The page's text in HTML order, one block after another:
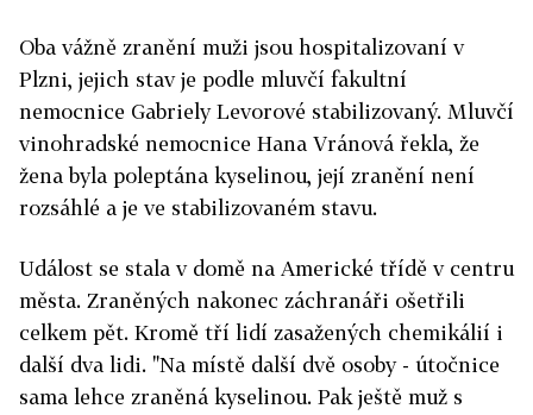
Oba vážně zranění muži jsou hospitalizovaní v
Plzni, jejich stav je podle mluvčí fakultní
nemocnice Gabriely Levorové stabilizovaný. Mluvčí
vinohradské nemocnice Hana Vránová řekla, že
žena byla poleptána kyselinou, její zranění není
rozsáhlé a je ve stabilizovaném stavu.
Událost se stala v domě na Americké třídě v centru
města. Zraněných nakonec záchranáři ošetřili
celkem pět. Kromě tří lidí zasažených chemikálií i
další dva lidi. "Na místě další dvě osoby - útočnice
sama lehce zraněná kyselinou. Pak ještě muž s